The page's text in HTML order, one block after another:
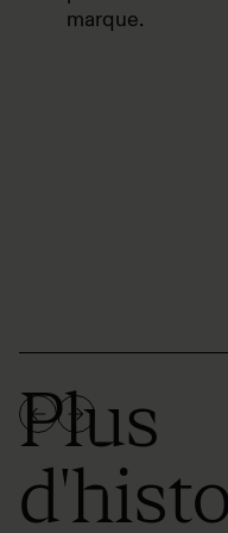
marque.
Plus